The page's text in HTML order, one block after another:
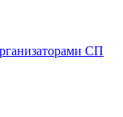
СП